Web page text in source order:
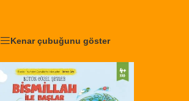
Kenar çubuğunu göster